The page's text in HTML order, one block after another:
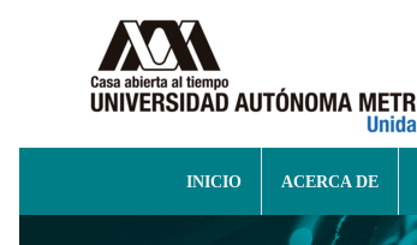
INICIO ACERCA DE